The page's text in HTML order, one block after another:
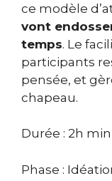
ce modèle
vont
temps. Le
participants
pensée, et
chapeau.
Durée : 2h
Phase :